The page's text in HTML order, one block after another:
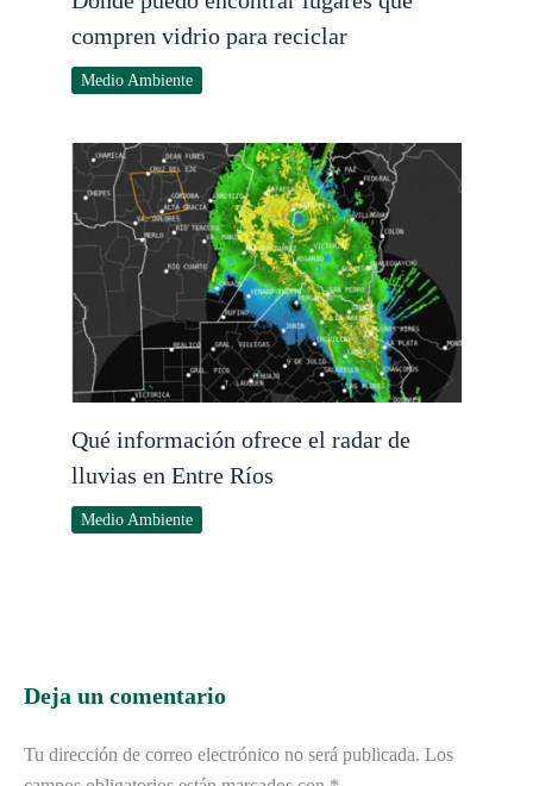
compren vidrio para reciclar
Medio Ambiente
Qué información ofrece el radar de
lluvias en Entre Ríos
Medio Ambiente
Deja un comentario
Tu dirección de correo electrónico no será publicada. Los